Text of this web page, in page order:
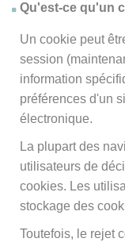
Qu'est-ce qu'un
Un cookie peut
session
information
préférences d'un
électronique.
La plupart des
utilisateurs de
cookies. Les
stockage des
Toutefois, le rejet